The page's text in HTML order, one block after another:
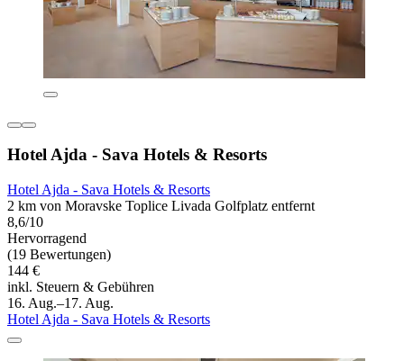
Hotel Ajda - Sava Hotels & Resorts
Hotel Ajda - Sava Hotels & Resorts
2 km von Moravske Toplice Livada Golfplatz entfernt
8,6/10
Hervorragend
(19 Bewertungen)
144 €
inkl. Steuern & Gebühren
16. Aug.–17. Aug.
Hotel Ajda - Sava Hotels & Resorts